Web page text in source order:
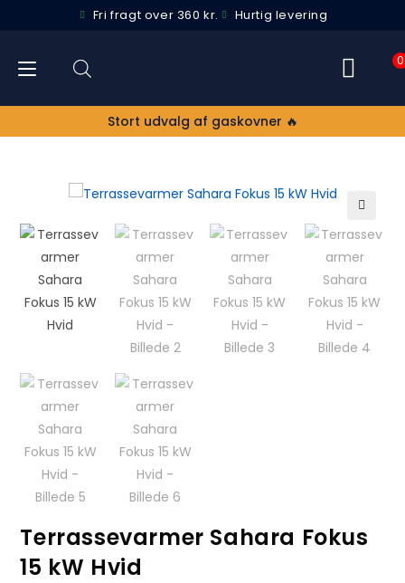
Fri fragt over 360 kr. Hurtig levering
0
Stort udvalg af gaskovner 🔥
🔍
Terrassevarmer Sahara Fokus
15 kW Hvid